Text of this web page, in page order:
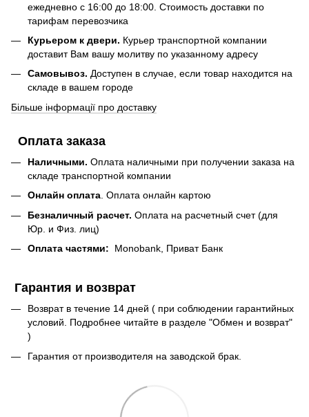
ежедневно с 16:00 до 18:00. Стоимость доставки по
тарифам перевозчика
Курьером к двери. Курьер транспортной компании
доставит Вам вашу молитву по указанному адресу
Самовывоз. Доступен в случае, если товар находится на
складе в вашем городе
Більше інформації про доставку
Оплата заказа
Наличными. Оплата наличными при получении заказа на
складе транспортной компании
Онлайн оплата . Оплата онлайн картою
Безналичный расчет. Оплата на расчетный счет (для
Юр. и Физ. лиц)
Оплата частями: Monobank, Приват Банк
Гарантия и возврат
Возврат в течение 14 дней ( при соблюдении гарантийных
условий. Подробнее читайте в разделе "Обмен и возврат"
)
Гарантия от производителя на заводской брак.